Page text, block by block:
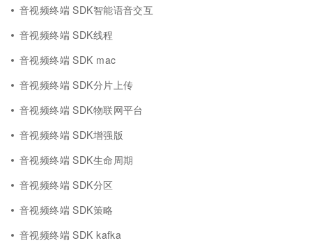
音视频终端 SDK智能语音交互
音视频终端 SDK线程
音视频终端 SDK mac
音视频终端 SDK分片上传
音视频终端 SDK物联网平台
音视频终端 SDK增强版
音视频终端 SDK生命周期
音视频终端 SDK分区
音视频终端 SDK策略
音视频终端 SDK kafka